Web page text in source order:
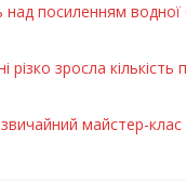
над посиленням водної
різко зросла
майстер-клас